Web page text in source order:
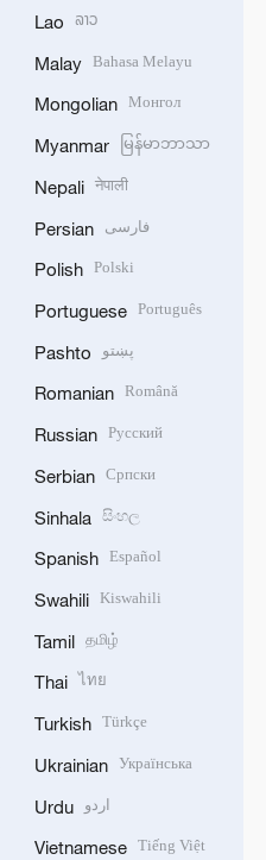
Lao ລາວ
Malay Bahasa Melayu
Mongolian Монгол
Myanmar မြန်မာဘာသာ
Nepali नेपाली
Persian فارسی
Polish Polski
Portuguese Português
Pashto پښتو
Romanian Română
Russian Русский
Serbian Српски
Sinhala සිංහල
Spanish Español
Swahili Kiswahili
Tamil தமிழ்
Thai ไทย
Turkish Türkçe
Ukrainian Українська
Urdu اردو
Vietnamese Tiếng Việt